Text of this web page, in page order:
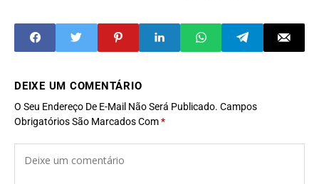
Cultura de
Vespasiano
DEIXE UM COMENTÁRIO
O Seu Endereço De E-Mail Não Será Publicado. Campos
Obrigatórios São Marcados Com*